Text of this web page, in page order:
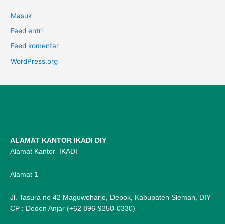
Masuk
Feed entri
Feed komentar
WordPress.org
ALAMAT KANTOR IKADI DIY
Alamat Kantor IKADI
Alamat 1
Jl. Tasura no 42 Maguwoharjo, Depok, Kabupaten Sleman, DIY
CP : Deden Anjar (+62 896-9250-0330)